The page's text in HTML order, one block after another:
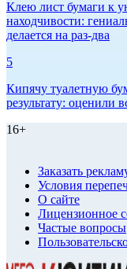
Клею лист бумаги к
находчивости:
делается на раз-два
5
Кипячу туалетную
результату: оценили
16+
Заказать
Условия
О сайте
Лицензионное
Частые вопросы